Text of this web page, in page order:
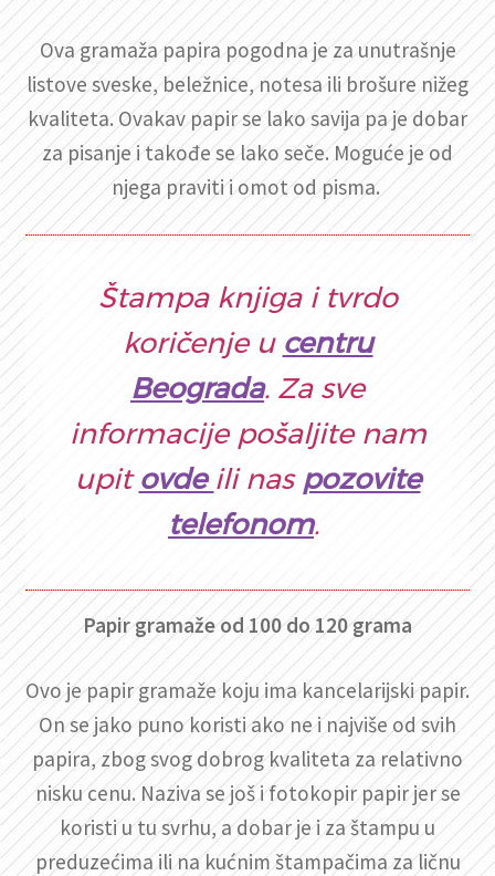
Ova gramaža papira pogodna je za unutrašnje
listove sveske, beležnice, notesa ili brošure nižeg
kvaliteta. Ovakav papir se lako savija pa je dobar
za pisanje i takođe se lako seče. Moguće je od
njega praviti i omot od pisma.
Štampa knjiga i tvrdo
koričenje u centru
Beograda. Za sve
informacije pošaljite nam
upit ovde ili nas pozovite
telefonom.
Papir gramaže od 100 do 120 grama
Ovo je papir gramaže koju ima kancelarijski papir.
On se jako puno koristi ako ne i najviše od svih
papira, zbog svog dobrog kvaliteta za relativno
nisku cenu. Naziva se još i fotokopir papir jer se
koristi u tu svrhu, a dobar je i za štampu u
preduzećima ili na kućnim štampačima za ličnu